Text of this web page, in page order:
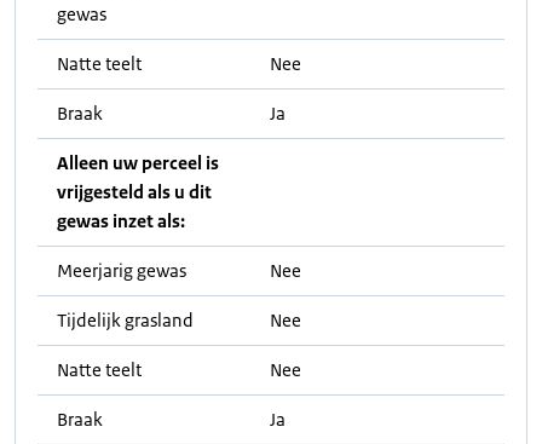
gewas
Natte teelt Nee
Braak Ja
Alleen uw perceel is
vrijgesteld als u dit
gewas inzet als:
Meerjarig gewas Nee
Tijdelijk grasland Nee
Natte teelt Nee
Braak Ja